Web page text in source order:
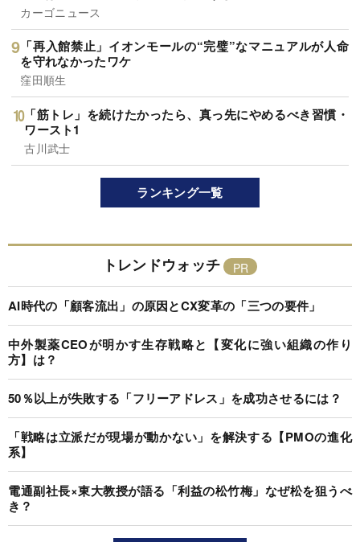
カーゴニュース
「再入館禁止」イオンモールの“完璧”なマニュアルが人命
を守れなかったワケ
窪田順生
「筋トレ」を続けたかったら、真っ先にやめるべき習慣・
ワースト1
古川武士
ランキング一覧
トレンドウォッチ
AI時代の「顧客流出」の原因とCX変革の「三つの要件」
中外製薬CEOが明かす生存戦略と【変化に強い組織の作り
方】は？
50％以上が失敗する「フリーアドレス」を成功させるには？
「戦略は立派だが現場が動かない」を解決する【PMOの進化
系】
電通副社長×東大教授が語る「利益の松竹梅」なぜ松を狙うべ
き？